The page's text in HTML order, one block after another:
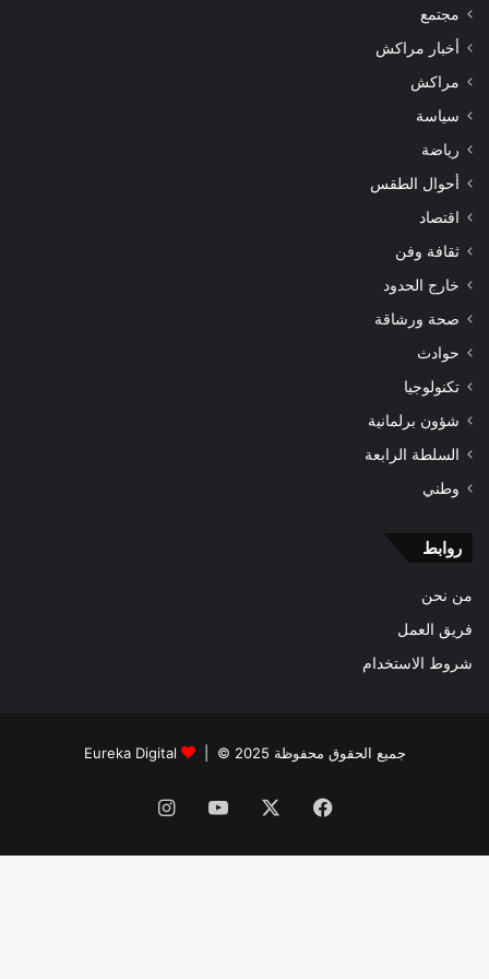
مجتمع
أخبار مراكش
مراكش
سياسة
رياضة
أحوال الطقس
اقتصاد
ثقافة وفن
خارج الحدود
صحة ورشاقة
حوادث
تكنولوجيا
شؤون برلمانية
السلطة الرابعة
وطني
روابط
من نحن
فريق العمل
شروط الاستخدام
جميع الحقوق محفوظة 2025 © | Eureka Digital
فيسبوك ‫YouTube